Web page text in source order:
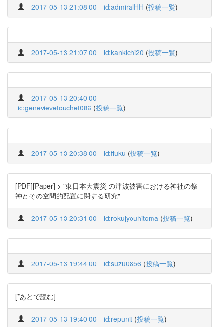
2017-05-13 21:08:00 id:admiralHH (投稿一覧)
2017-05-13 21:07:00 id:kankichi20 (投稿一覧)
2017-05-13 20:40:00
id:genevievetouchet086 (投稿一覧)
2017-05-13 20:38:00 id:ffuku (投稿一覧)
[PDF][Paper] > "東日本大震災 の津波被害における神社の祭
神とその空間的配置に関する研究"
2017-05-13 20:31:00 id:rokujyouhitoma (投稿一覧)
2017-05-13 19:44:00 id:suzu0856 (投稿一覧)
[*あとで読む]
2017-05-13 19:40:00 id:repunit (投稿一覧)